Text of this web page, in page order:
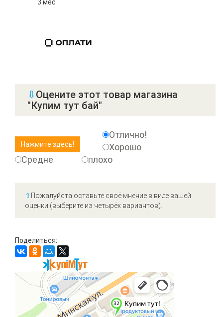
3 мес
⇩ Оцените этот товар магазина
"Купим тут бай"
Отлично!
Хорошо
Средне
плохо
⇧ Пожалуйста оставьте своё мнение в виде вашей
оценки (выберите из четырёх вариантов).
Поделиться: